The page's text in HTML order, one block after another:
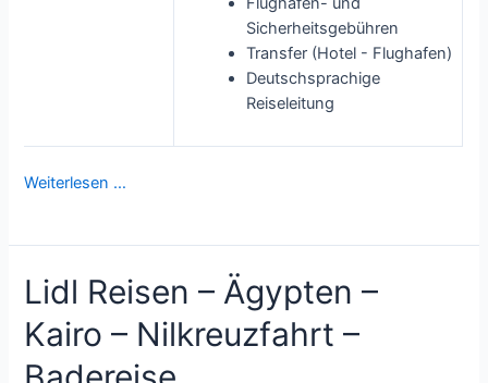
Sicherheitsgebühren
Transfer (Hotel - Flughafen)
Deutschsprachige
Reiseleitung
Weiterlesen …
Lidl Reisen – Ägypten –
Kairo – Nilkreuzfahrt –